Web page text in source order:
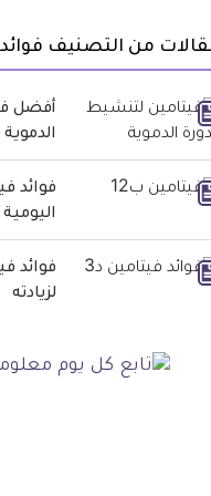
من التصنيف فوائد
أفضل
لزيادته